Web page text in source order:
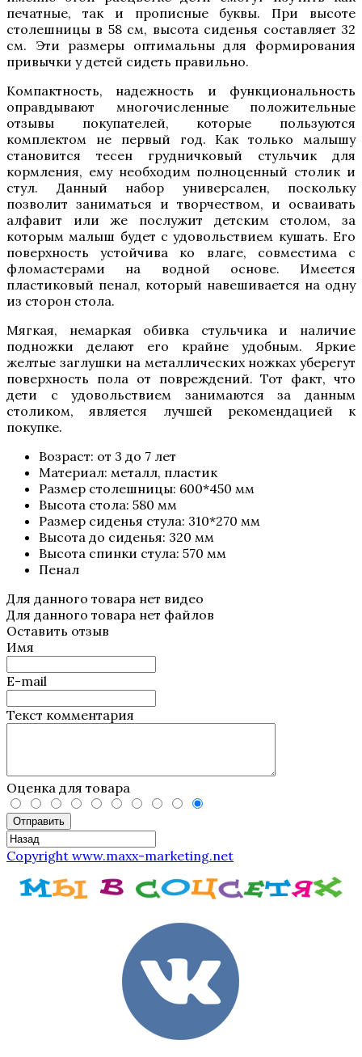
печатные, так и прописные буквы. При высоте
столешницы в 58 см, высота сиденья составляет 32
см. Эти размеры оптимальны для формирования
привычки у детей сидеть правильно.
Компактность, надежность и функциональность
оправдывают многочисленные положительные
отзывы покупателей, которые пользуются
комплектом не первый год. Как только малышу
становится тесен грудничковый стульчик для
кормления, ему необходим полноценный столик и
стул. Данный набор универсален, поскольку
позволит заниматься и творчеством, и осваивать
алфавит или же послужит детским столом, за
которым малыш будет с удовольствием кушать. Его
поверхность устойчива ко влаге, совместима с
фломастерами на водной основе. Имеется
пластиковый пенал, который навешивается на одну
из сторон стола.
Мягкая, немаркая обивка стульчика и наличие
подножки делают его крайне удобным. Яркие
желтые заглушки на металлических ножках уберегут
поверхность пола от повреждений. Тот факт, что
дети с удовольствием занимаются за данным
столиком, является лучшей рекомендацией к
покупке.
Возраст: от 3 до 7 лет
Материал: металл, пластик
Размер столешницы: 600*450 мм
Высота стола: 580 мм
Размер сиденья стула: 310*270 мм
Высота до сиденья: 320 мм
Высота спинки стула: 570 мм
Пенал
Для данного товара нет видео
Для данного товара нет файлов
Оставить отзыв
Имя
E-mail
Текст комментария
Оценка для товара
Отправить
Copyright www.maxx-marketing.net